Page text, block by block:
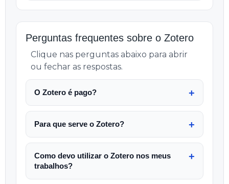
Perguntas frequentes sobre o Zotero
Clique nas perguntas abaixo para abrir
ou fechar as respostas.
O Zotero é pago?
Para que serve o Zotero?
Como devo utilizar o Zotero nos meus
trabalhos?